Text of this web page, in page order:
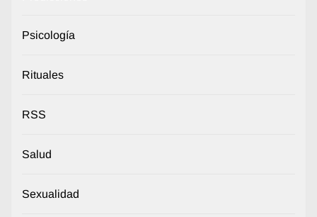
Psicología
Rituales
RSS
Salud
Sexualidad